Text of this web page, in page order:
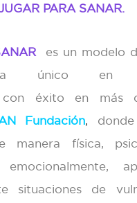
PARA SANAR.
es un modelo
único en
con éxito en más
Fundación,
manera física,
emocionalmente,
situaciones de